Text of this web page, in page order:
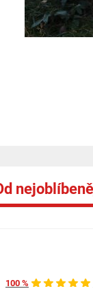
100 %